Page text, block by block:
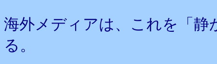
海外メディアは、これを「
る。